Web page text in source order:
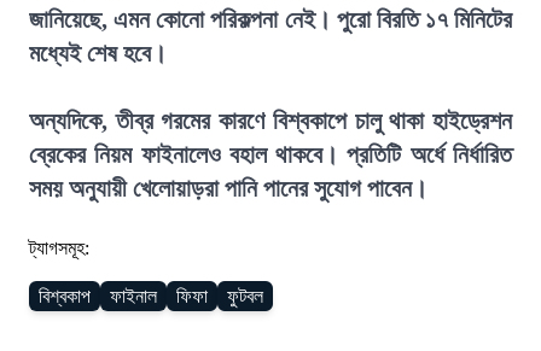
জানিয়েছে, এমন কোনো পরিকল্পনা নেই। পুরো বিরতি ১৭ মিনিটের
মধ্যেই শেষ হবে।
অন্যদিকে, তীব্র গরমের কারণে বিশ্বকাপে চালু থাকা হাইড্রেশন
ব্রেকের নিয়ম ফাইনালেও বহাল থাকবে। প্রতিটি অর্ধে নির্ধারিত
সময় অনুযায়ী খেলোয়াড়রা পানি পানের সুযোগ পাবেন।
ট্যাগসমূহ:
বিশ্বকাপ ফাইনাল ফিফা ফুটবল